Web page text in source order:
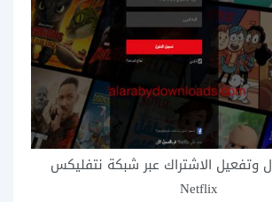
وتفعيل الاشتراك عبر شبكة نتفليكس
Netflix